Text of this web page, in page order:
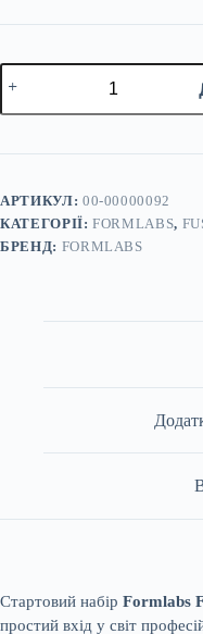
3D
принтер
Formlabs
Package
кількість
АРТИКУЛ: 00-00000092
КАТЕГОРІЇ:FORMLABS,
БРЕНД: FORMLABS
Стартовий набір Formlabs
простий вхід у світ